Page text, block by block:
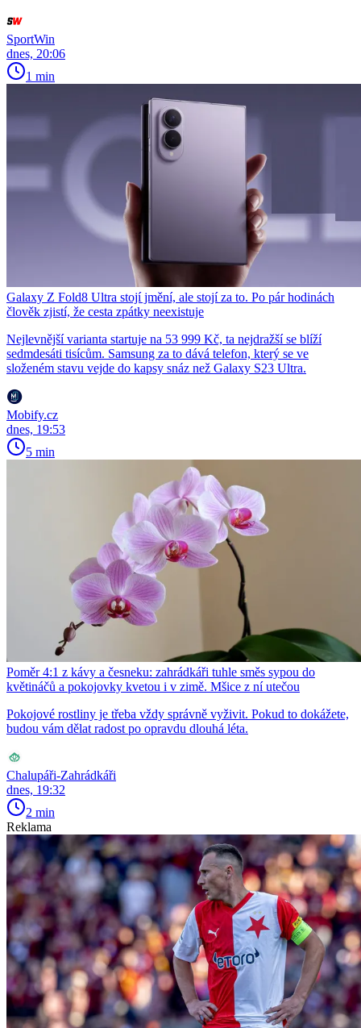
SportWin
dnes, 20:06
1 min
Galaxy Z Fold8 Ultra stojí jmění, ale stojí za to. Po pár hodinách
člověk zjistí, že cesta zpátky neexistuje
Nejlevnější varianta startuje na 53 999 Kč, ta nejdražší se blíží
sedmdesáti tisícům. Samsung za to dává telefon, který se ve
složeném stavu vejde do kapsy snáz než Galaxy S23 Ultra.
Mobify.cz
dnes, 19:53
5 min
Poměr 4:1 z kávy a česneku: zahrádkáři tuhle směs sypou do
květináčů a pokojovky kvetou i v zimě. Mšice z ní utečou
Pokojové rostliny je třeba vždy správně vyživit. Pokud to dokážete,
budou vám dělat radost po opravdu dlouhá léta.
Chalupáři-Zahrádkáři
dnes, 19:32
2 min
Reklama